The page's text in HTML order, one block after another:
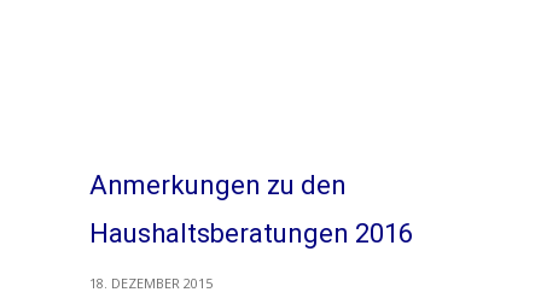
Anmerkungen zu den
Haushaltsberatungen 2016
18. DEZEMBER 2015